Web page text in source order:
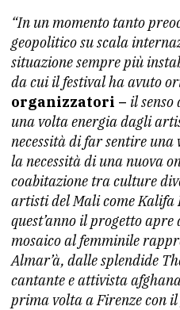
“In un momento tanto
geopolitico su scala
situazione sempre più
da cui il festival ha avuto
organizzatori – il
una volta energia dagli
necessità di far sentire
la necessità di una nuova
coabitazione tra culture
artisti del Mali come Kalifa
quest’anno il progetto
mosaico al femminile
Almar’à, dalle splendide
cantante e attivista
prima volta a Firenze con il